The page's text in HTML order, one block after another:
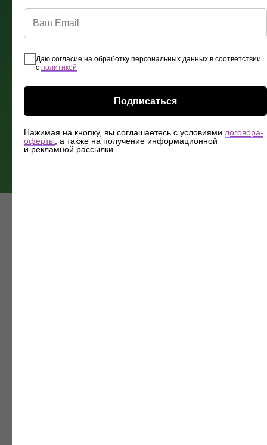
Даю согласие на обработку персональных данных в соответствии
с политикой
Подписаться
Нажимая на кнопку, вы соглашаетесь с условиями договора-
оферты , а также на получение информационной
и рекламной рассылки